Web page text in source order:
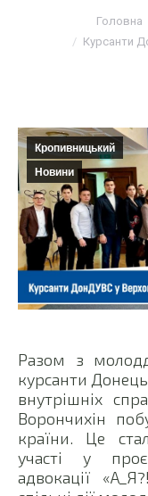
Головна
Курсанти
Кропивницький
Новини
Разом з
курсанти
внутрішніх
Ворончихін
країни. Це
участі у
адвокації